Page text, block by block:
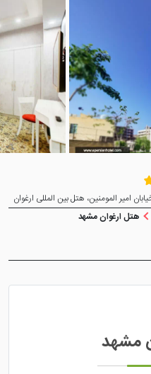
امیر المومنین، هتل بین المللی ارغوان
هتل ارغوان مشهد
مشهد